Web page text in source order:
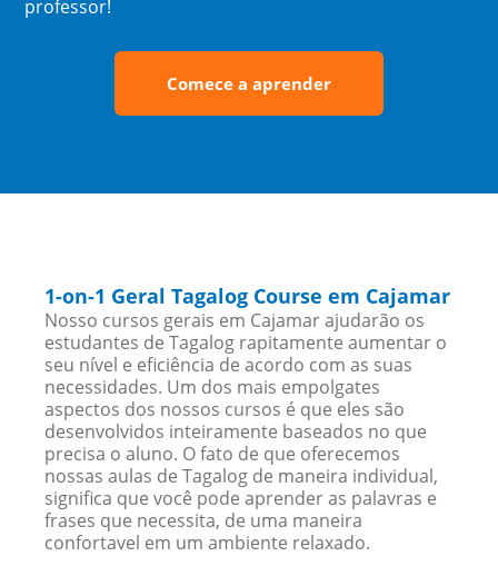
professor!
Comece a aprender
1-on-1 Geral Tagalog Course em Cajamar
Nosso cursos gerais em Cajamar ajudarão os
estudantes de Tagalog rapitamente aumentar o
seu nível e eficiência de acordo com as suas
necessidades. Um dos mais empolgates
aspectos dos nossos cursos é que eles são
desenvolvidos inteiramente baseados no que
precisa o aluno. O fato de que oferecemos
nossas aulas de Tagalog de maneira individual,
significa que você pode aprender as palavras e
frases que necessita, de uma maneira
confortavel em um ambiente relaxado.